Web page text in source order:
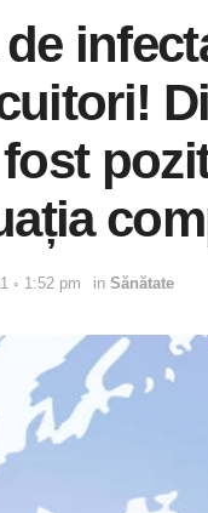
◦ 1:52 pm in Sănătate